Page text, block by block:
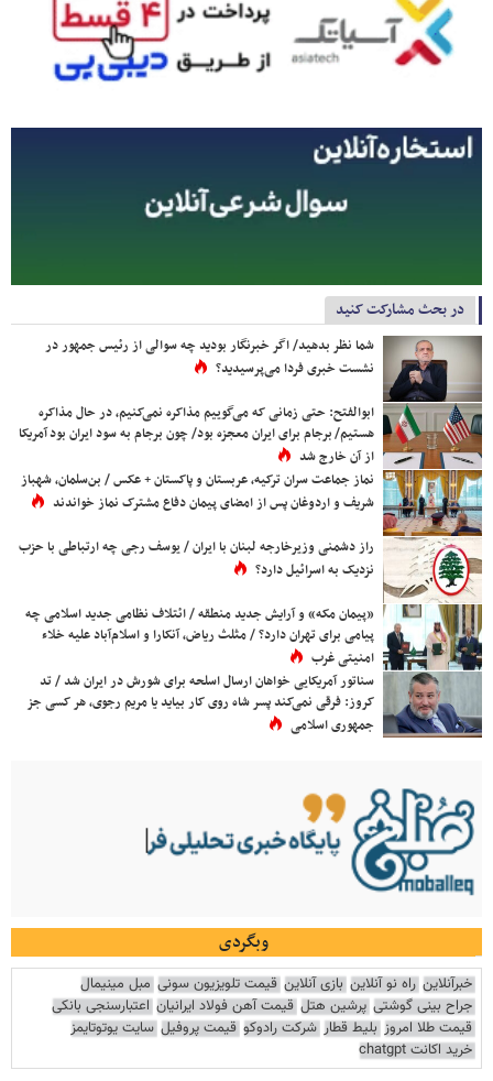
در بحث مشارکت کنید
شما نظر بدهید/ اگر خبرنگار بودید چه سوالی از رئیس جمهور در
نشست خبری فردا می‌پرسیدید؟
ابوالفتح: حتی زمانی که می‌گوییم مذاکره نمی‌کنیم، در حال مذاکره
هستیم/ برجام برای ایران معجزه بود/ چون برجام به سود ایران بود آمریکا
از آن خارج شد
نماز جماعت سران ترکیه، عربستان و پاکستان + عکس / بن‌سلمان، شهباز
شریف و اردوغان پس از امضای پیمان دفاع مشترک نماز خواندند
راز دشمنی وزیرخارجه لبنان با ایران / یوسف رجی چه ارتباطی با حزب
نزدیک به اسرائیل دارد؟
«پیمان مکه» و آرایش جدید منطقه / ائتلاف نظامی جدید اسلامی چه
پیامی برای تهران دارد؟ / مثلث ریاض، آنکارا و اسلام‌آباد علیه خلاء
امنیتی غرب
سناتور آمریکایی خواهان ارسال اسلحه برای شورش در ایران شد / تد
کروز: فرقی نمی‌کند پسر شاه روی کار بیاید یا مریم رجوی، هر کسی جز
جمهوری اسلامی
وبگردی
خبرآنلاین راه نو آنلاین بازی آنلاین قیمت تلویزیون سونی مبل مینیمال
جراح بینی گوشتی پرشین هتل قیمت آهن فولاد ایرانیان اعتبارسنجی بانکی
قیمت طلا امروز بلیط قطار شرکت رادوکو قیمت پروفیل سایت یوتوتایمز
خرید اکانت chatgpt